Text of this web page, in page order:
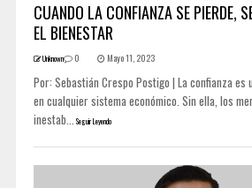
CUANDO LA CONFIANZA SE PIERDE,
EL BIENESTAR
Unknown 0 Mayo 11, 2023
Por: Sebastián Crespo Postigo | La confianza es
en cualquier sistema económico. Sin ella, los
inestab... Seguir Leyendo